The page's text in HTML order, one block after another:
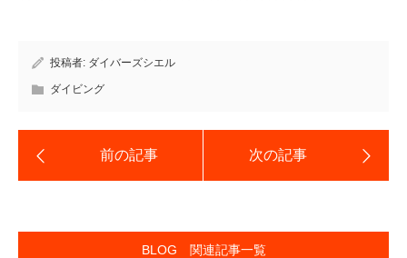
投稿者: ダイバーズシエル
ダイビング
BLOG 関連記事一覧